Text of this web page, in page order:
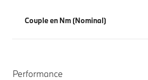
Couple en Nm (Nominal)
Performance